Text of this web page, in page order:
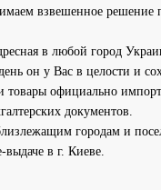
взвешенное решение
в любой город
он у Вас в целости и
официально
документов.
городам и
выдаче в г. Киеве.